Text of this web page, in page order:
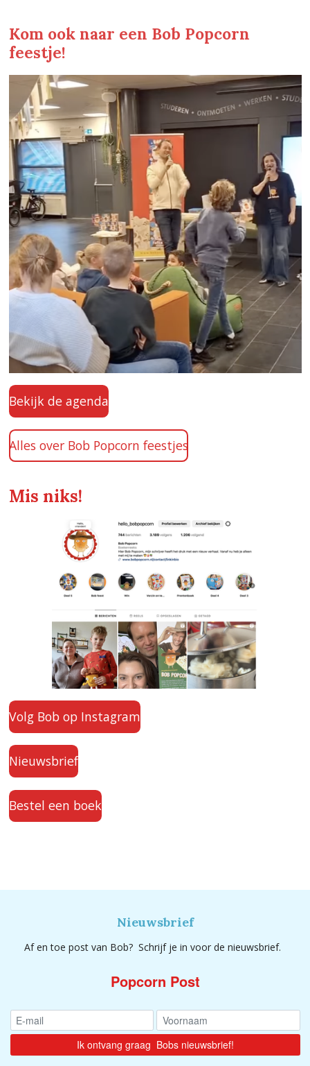
Kom ook naar een Bob Popcorn
feestje!
Bekijk de agenda
Alles over Bob Popcorn feestjes
Mis niks!
Volg Bob op Instagram
Nieuwsbrief
Bestel een boek
Nieuwsbrief
Af en toe post van Bob? Schrijf je in voor de nieuwsbrief.
Popcorn Post